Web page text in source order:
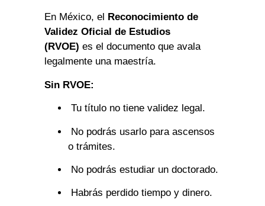
En México, el
Reconocimiento de
Validez Oficial de Estudios
(RVOE) es el documento que avala
legalmente una maestría.
Sin RVOE:
Tu título no tiene validez legal.
No podrás usarlo para ascensos
o trámites.
No podrás estudiar un doctorado.
Habrás perdido tiempo y dinero.